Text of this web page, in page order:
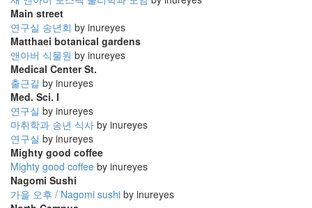
Main street
연구실 송년회 by inureyes
Matthaei botanical gardens
앤아버 식물원 by inureyes
Medical Center St.
출근길 by inureyes
Med. Sci. I
연구실 by inureyes
마취학과 송년 식사 by inureyes
연구실 by inureyes
Mighty good coffee
Mighty good coffee by inureyes
Nagomi Sushi
가을 오후 / Nagomi sushi by inureyes